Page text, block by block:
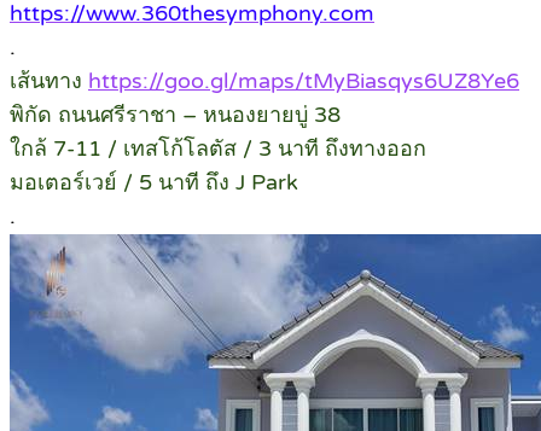
https://www.360thesymphony.com
.
เส้นทาง https://goo.gl/maps/tMyBiasqys6UZ8Ye6
พิกัด ถนนศรีราชา – หนองยายบู่ 38
ใกล้ 7-11 / เทสโก้โลตัส / 3 นาที ถึงทางออก
มอเตอร์เวย์ / 5 นาที ถึง J Park
.